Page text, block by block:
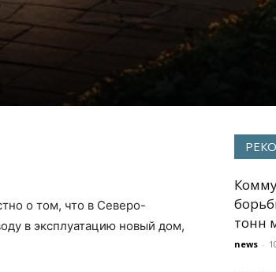
о том, что в Северо-
в эксплуатацию новый дом,
тонн
news -